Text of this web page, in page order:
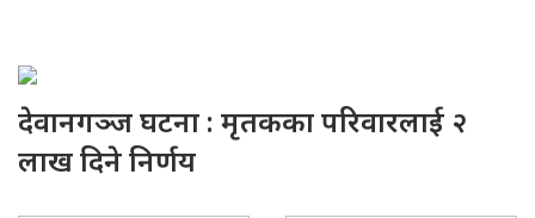
देवानगञ्ज घटना : मृतकका परिवारलाई २
लाख दिने निर्णय